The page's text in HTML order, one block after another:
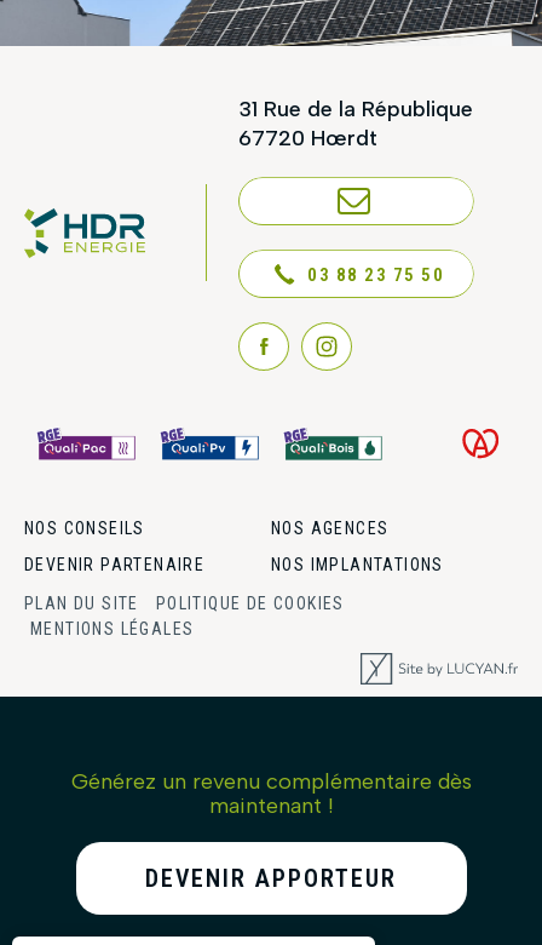
31 Rue de la République
67720 Hœrdt
NOUS CONTACTER
03 88 23 75 50
NOS CONSEILS
NOS AGENCES
DEVENIR PARTENAIRE
NOS IMPLANTATIONS
PLAN DU SITE
POLITIQUE DE COOKIES
MENTIONS LÉGALES
Générez un revenu complémentaire dès
maintenant !
DEVENIR APPORTEUR